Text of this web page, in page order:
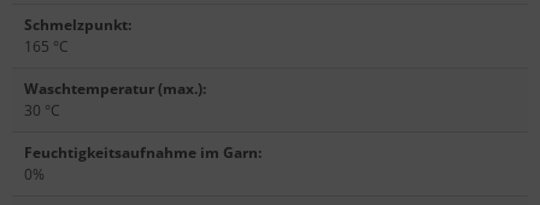
Schmelzpunkt:
165 °C
Waschtemperatur (max.):
30 °C
Feuchtigkeitsaufnahme im Garn:
0%